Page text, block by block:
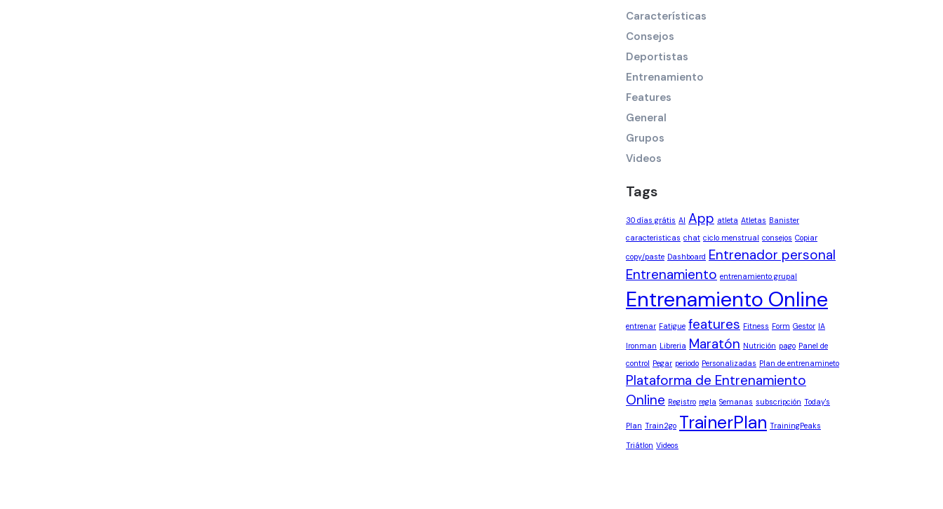
Características
Consejos
Deportistas
Entrenamiento
Features
General
Grupos
Videos
Tags
30 días grátis AI App atleta Atletas Banister
caracteristicas chat ciclo menstrual consejos Copiar
copy/paste Dashboard Entrenador personal
Entrenamiento entrenamiento grupal
Entrenamiento Online
entrenar Fatigue features Fitness Form Gestor IA
Ironman Libreria Maratón Nutrición pago Panel de
control Pegar periodo Personalizadas Plan de entrenamineto
Plataforma de Entrenamiento
Online Registro regla Semanas subscripción Today's
Plan Train2go TrainerPlan TrainingPeaks
Triátlon Videos